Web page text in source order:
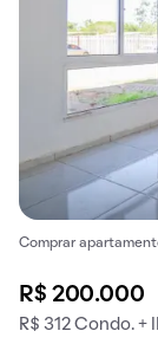
Comprar
R$ 200.000
R$ 312 Condo. +